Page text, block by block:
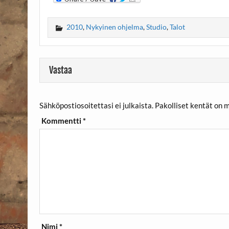
2010, Nykyinen ohjelma,Studio,Talot
Vastaa
Sähköpostiosoitettasi ei julkaista. Pakolliset kentät on
Kommentti*
Nimi*